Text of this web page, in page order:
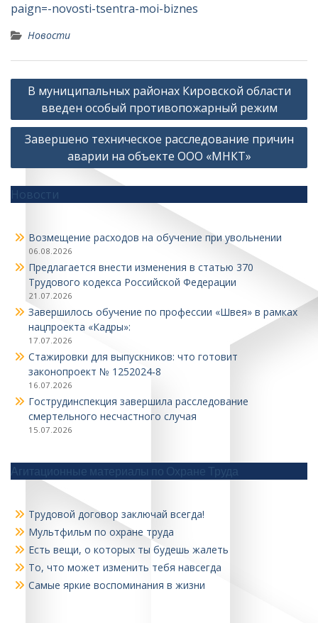
paign=-novosti-tsentra-moi-biznes
Новости
Навигация
записям
В муниципальных районах Кировской области
введен особый противопожарный режим
Завершено техническое расследование причин
аварии на объекте ООО «МНКТ»
Новости
Возмещение расходов на обучение при увольнении
06.08.2026
Предлагается внести изменения в статью 370
Трудового кодекса Российской Федерации
21.07.2026
Завершилось обучение по профессии «Швея» в рамках
нацпроекта «Кадры»:
17.07.2026
Стажировки для выпускников: что готовит
законопроект № 1252024‑8
16.07.2026
Гострудинспекция завершила расследование
смертельного несчастного случая
15.07.2026
Агитационные материалы по Охране Труда
Трудовой договор заключай всегда!
Мультфильм по охране труда
Есть вещи, о которых ты будешь жалеть
То, что может изменить тебя навсегда
Самые яркие воспоминания в жизни